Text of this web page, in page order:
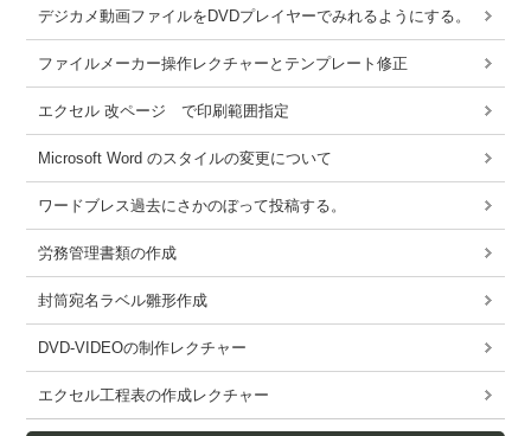
デジカメ動画ファイルをDVDプレイヤーでみれるようにする。
ファイルメーカー操作レクチャーとテンプレート修正
エクセル 改ページ で印刷範囲指定
Microsoft Word のスタイルの変更について
ワードブレス過去にさかのぼって投稿する。
労務管理書類の作成
封筒宛名ラベル雛形作成
DVD-VIDEOの制作レクチャー
エクセル工程表の作成レクチャー